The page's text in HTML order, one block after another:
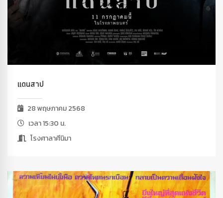
แดนสาป
28 พฤษภาคม 2568
เวลา 15:30 น.
โรงศาลาศีนิมา